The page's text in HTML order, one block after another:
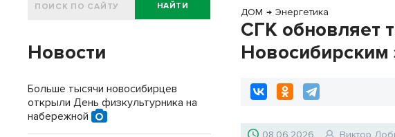
ДОМ → Энергетика
СГК обновляет
Новосибирским
08.06.2026 Виктор
НАЙТИ
Новости
Больше тысячи новосибирцев
открыли День физкультурника на
набережной